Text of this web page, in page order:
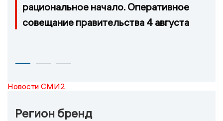
рациональное начало. Оперативное
совещание правительства 4 августа
Новости СМИ2
Регион бренд